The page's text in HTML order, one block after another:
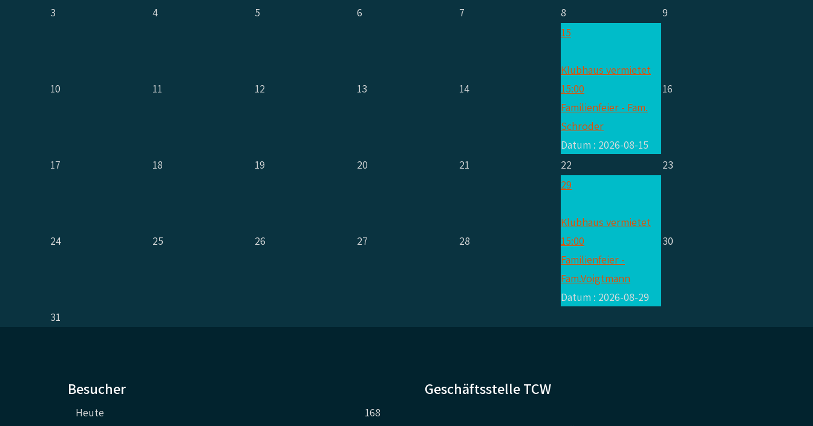
3
4 5 6 7 8 9
10 11 12 13 14
15
Klubhaus vermietet
15:00
Familienfeier - Fam.
Schröder
Datum : 2026-08-15
16
17 18 19 20 21 22 23
24 25 26 27 28
29
Klubhaus vermietet
15:00
Familienfeier -
Fam.Voigtmann
Datum : 2026-08-29
30
31
Besucher
Heute 168
Geschäftsstelle TCW